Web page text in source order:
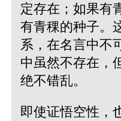
定存在；如果有
有青稞的种子。
系，在名言中不
中虽然不存在，
绝不错乱。
即使证悟空性，